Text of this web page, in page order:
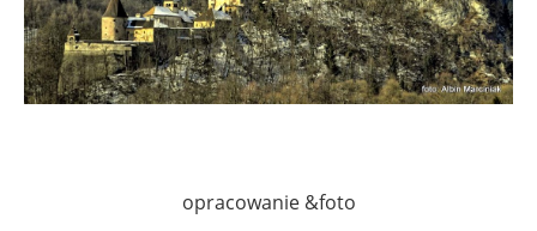
opracowanie &foto